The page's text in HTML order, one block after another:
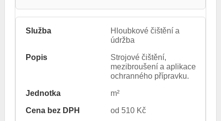
Hloubkové čištění a
údržba
Strojové čištění,
mezibroušení a aplikace
ochranného přípravku.
m²
od 510 Kč